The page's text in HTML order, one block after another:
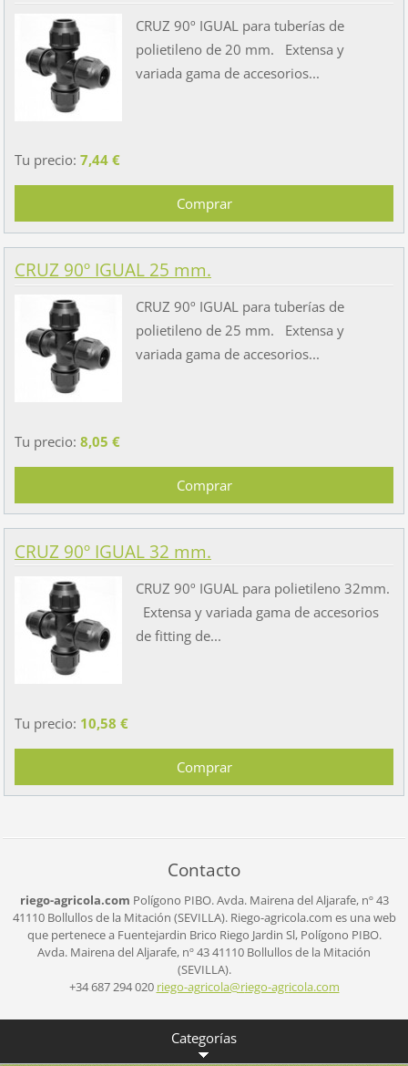
CRUZ 90º IGUAL para tuberías de
polietileno de 20 mm. Extensa y
variada gama de accesorios...
Tu precio: 7,44 €
CRUZ 90º IGUAL 25 mm.
CRUZ 90º IGUAL para tuberías de
polietileno de 25 mm. Extensa y
variada gama de accesorios...
Tu precio: 8,05 €
CRUZ 90º IGUAL 32 mm.
CRUZ 90º IGUAL para polietileno 32mm.
Extensa y variada gama de accesorios
de fitting de...
Tu precio: 10,58 €
Contacto
riego-agricola.com Polígono PIBO. Avda. Mairena del Aljarafe, nº 43
41110 Bollullos de la Mitación (SEVILLA). Riego-agricola.com es una web
que pertenece a Fuentejardin Brico Riego Jardin Sl,Polígono PIBO.
Avda. Mairena del Aljarafe, nº 4341110 Bollullos de la Mitación
(SEVILLA).
+34 687 294 020 riego-agricola@riego-agricola.com
Categorías